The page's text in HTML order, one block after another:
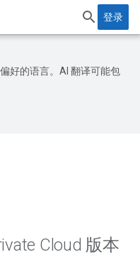
登录
好的语言。AI 翻译可能包
Cloud 版本